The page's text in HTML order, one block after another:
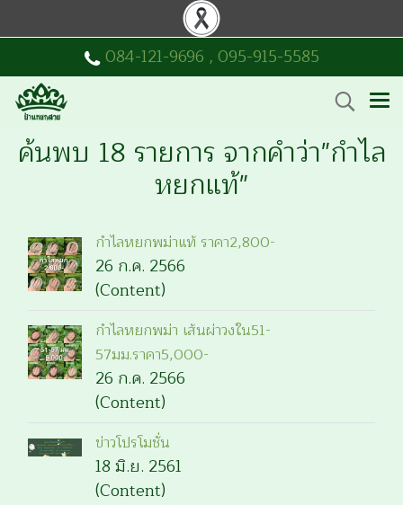
084-121-9696 , 095-915-5585
ค้นพบ 18 รายการ จากคำว่า"กำไล
หยกแท้"
กำไลหยกพม่าแท้ ราคา2,800-
26 ก.ค. 2566
(Content)
กำไลหยกพม่า เส้นผ่าวงใน51-
57มม.ราคา5,000-
26 ก.ค. 2566
(Content)
ข่าวโปรโมชั่น
18 มิ.ย. 2561
(Content)